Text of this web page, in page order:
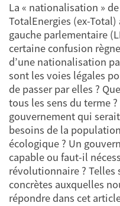
La « nationalisation »
TotalEnergies (ex-
gauche parlementaire
certaine confusion
d’une nationalisation
sont les voies légales
de passer par elles ?
tous les sens du terme
gouvernement qui
besoins de la
écologique ? Un
capable ou faut-il
révolutionnaire ? Telles
concrètes auxquelles
répondre dans cet